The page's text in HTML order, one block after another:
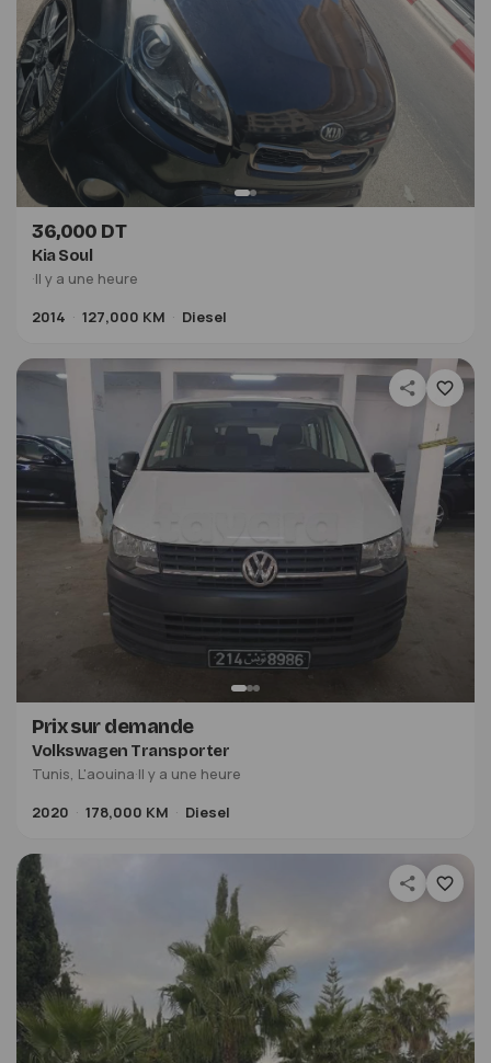
36,000 DT
Kia Soul
·Il y a une heure
2014
127,000 KM Diesel
Prix sur demande
Volkswagen Transporter
Tunis, L'aouina·Il y a une heure
2020
178,000 KM Diesel